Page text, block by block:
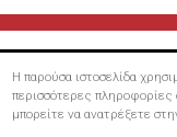
Η παρούσα ιστοσελίδα
περισσότερες πληροφορίες
μπορείτε να ανατρέξετε